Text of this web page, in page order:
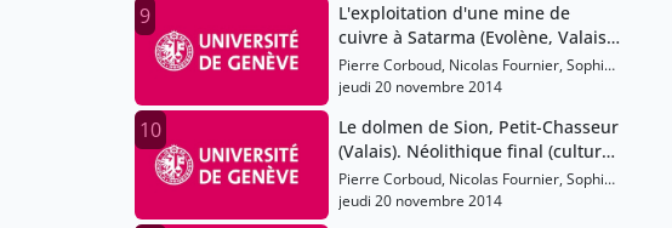
9
L'exploitation d'une mine de
cuivre à Satarma (Evolène, Valais).
Fin du Néolithique ou âge du
Bronze, entre 2900 et 1000 av. J.-C.
Pierre Corboud, Nicolas Fournier, Sophie
Gardaz
jeudi 20 novembre 2014
10
Le dolmen de Sion, Petit-Chasseur
(Valais). Néolithique final (culture
campaniforme), vers 2400 av. J.-C.
Pierre Corboud, Nicolas Fournier, Sophie
Gardaz
jeudi 20 novembre 2014